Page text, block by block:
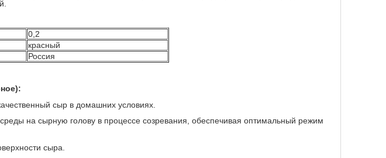
0,2
красный
Россия
сыр в домашних условиях.
на сырную голову в процессе созревания, обеспечивая оптимальный режим
сыра.